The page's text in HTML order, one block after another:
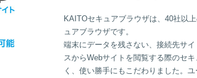
KAITOセキュアブラウザは、40社以
ュアブラウザです。
端末にデータを残さない、接続先サ
スからWebサイトを閲覧する際のセ
く、使い勝手にもこだわりました。